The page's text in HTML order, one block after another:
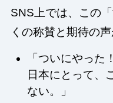
SNS上では、この
くの称賛と期待の
「ついにやった
日本にとって、
ない。」